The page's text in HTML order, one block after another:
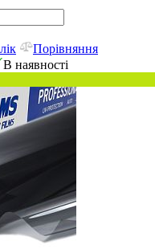
Порівняння
В наявності